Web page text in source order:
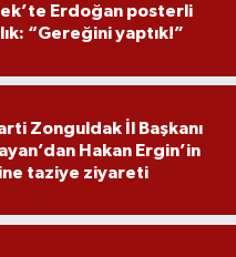
Erdoğan posterli
“Gereğini yaptık!”
Zonguldak İl Başkanı
Hakan Ergin’in
taziye ziyareti